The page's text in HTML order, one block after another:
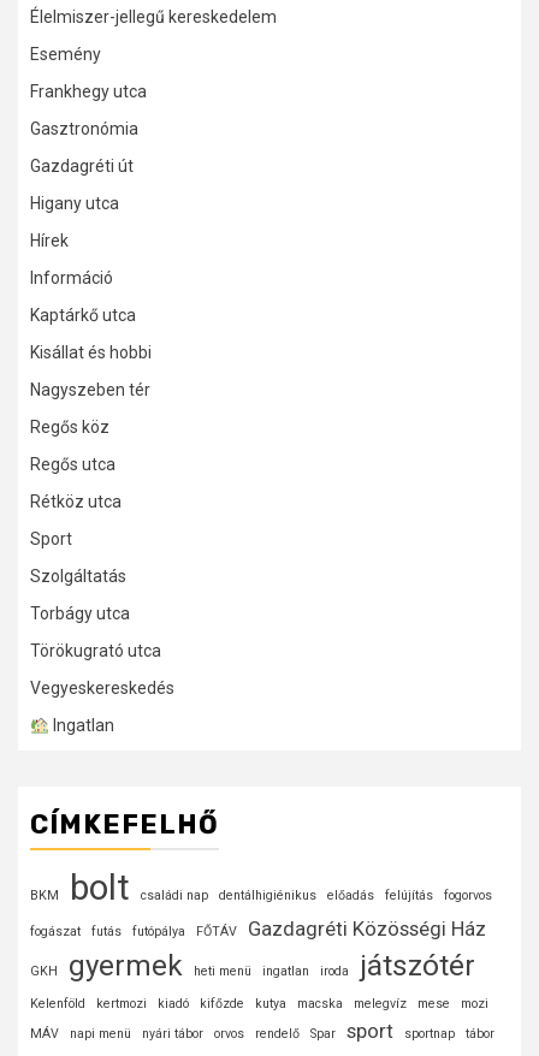
Élelmiszer-jellegű kereskedelem
Esemény
Frankhegy utca
Gasztronómia
Gazdagréti út
Higany utca
Hírek
Információ
Kaptárkő utca
Kisállat és hobbi
Nagyszeben tér
Regős köz
Regős utca
Rétköz utca
Sport
Szolgáltatás
Torbágy utca
Törökugrató utca
Vegyeskereskedés
Ingatlan
CÍMKEFELHŐ
BKM bolt családi nap dentálhigiénikus előadás felújítás fogorvos
fogászat futás futópálya FŐTÁV Gazdagréti Közösségi Ház
GKH gyermek heti menü ingatlan iroda játszótér
Kelenföld kertmozi kiadó kifőzde kutya macska melegvíz mese
mozi
MÁV
napi menü nyári tábor orvos rendelő Spar sport sportnap
tábor